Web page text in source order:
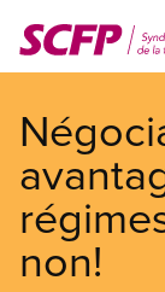
au
contenu
non!